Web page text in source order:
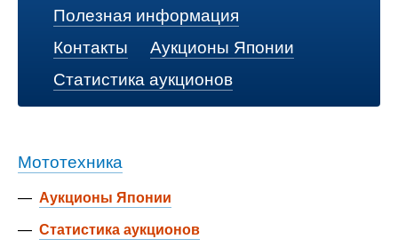
Полезная информация
Контакты
Аукционы Японии
Статистика аукционов
Мототехника
— Аукционы Японии
— Статистика аукционов